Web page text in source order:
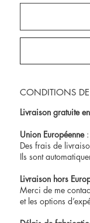
CONDITIONS
Livraison gratuite
Union Européenne:
Des frais de
Ils sont
Livraison hors
Merci de me
et les options